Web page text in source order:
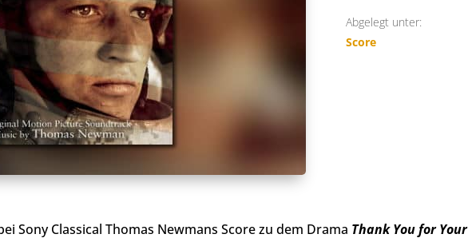
Abgelegt unter:
Score
Sony Classical Thomas Newmans Score zu dem Drama Thank You for Your